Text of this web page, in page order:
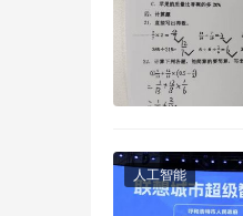
人工智能